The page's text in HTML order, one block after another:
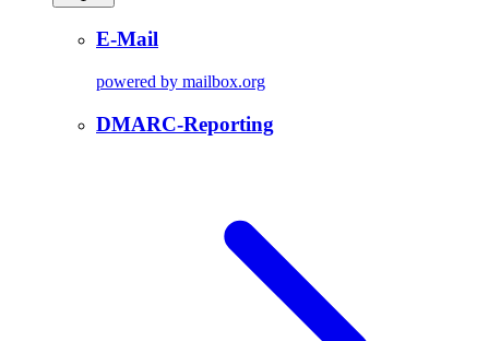
E-Mail
powered by mailbox.org
DMARC-Reporting